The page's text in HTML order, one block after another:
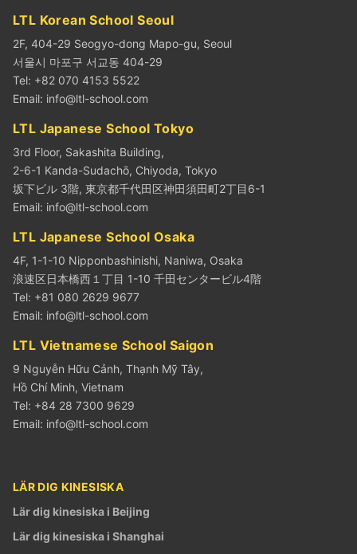
LTL Korean School Seoul
2F, 404-29 Seogyo-dong Mapo-gu, Seoul
서울시 마포구 서교동 404-29
Tel: +82 070 4153 5522
Email: info@ltl-school.com
LTL Japanese School Tokyo
3rd Floor, Sakashita Building,
2-6-1 Kanda-Sudachō, Chiyoda, Tokyo
坂下ビル 3階, 東京都千代田区神田須田町2丁目6-1
Email: info@ltl-school.com
LTL Japanese School Osaka
4F, 1-1-10 Nipponbashinishi, Naniwa, Osaka
浪速区日本橋西１丁目 1-10 千田センタービル4階
Tel: +81 080 2629 9677
Email: info@ltl-school.com
LTL Vietnamese School Saigon
9 Nguyễn Hữu Cảnh, Thạnh Mỹ Tây,
Hồ Chí Minh, Vietnam
Tel: +84 28 7300 9629
Email: info@ltl-school.com
LÄR DIG KINESISKA
Lär dig kinesiska i Beijing
Lär dig kinesiska i Shanghai